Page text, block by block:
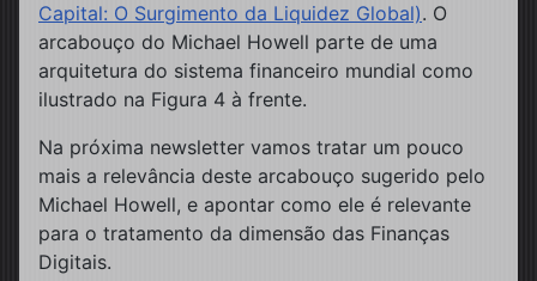
Capital: O Surgimento da Liquidez Global). O
arcabouço do Michael Howell parte de uma
arquitetura do sistema financeiro mundial como
ilustrado na Figura 4 à frente.
Na próxima newsletter vamos tratar um pouco
mais a relevância deste arcabouço sugerido pelo
Michael Howell, e apontar como ele é relevante
para o tratamento da dimensão das Finanças
Digitais.